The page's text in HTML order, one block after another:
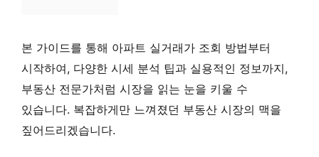
본 가이드를 통해 아파트 실거래가 조회 방법부터
시작하여, 다양한 시세 분석 팁과 실용적인 정보까지,
부동산 전문가처럼 시장을 읽는 눈을 키울 수
있습니다. 복잡하게만 느껴졌던 부동산 시장의 맥을
짚어드리겠습니다.